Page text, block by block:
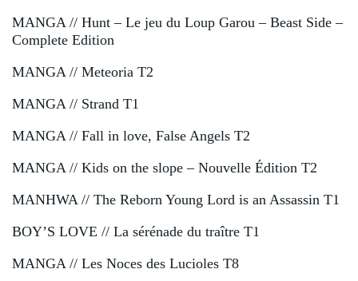
MANGA // Hunt – Le jeu du Loup Garou – Beast Side –
Complete Edition
MANGA // Meteoria T2
MANGA // Strand T1
MANGA // Fall in love, False Angels T2
MANGA // Kids on the slope – Nouvelle Édition T2
MANHWA // The Reborn Young Lord is an Assassin T1
BOY’S LOVE // La sérénade du traître T1
MANGA // Les Noces des Lucioles T8